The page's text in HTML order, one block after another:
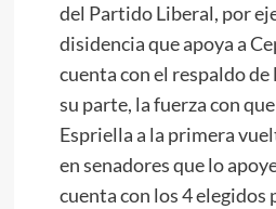
del Partido Liberal, por
disidencia que apoya a
cuenta con el respaldo
su parte, la fuerza con
Espriella a la primera
en senadores que lo
cuenta con los 4 elegidos